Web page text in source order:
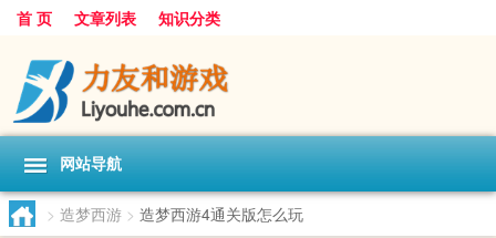
首 页 文章列表 知识分类
网站导航
> 造梦西游 > 造梦西游4通关版怎么玩